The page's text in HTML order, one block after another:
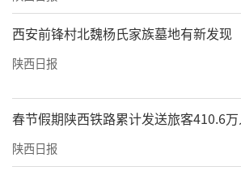
西安前锋村北魏杨氏家族墓地有新发现
陕西日报
春节假期陕西铁路累计发送旅客410.6
陕西日报